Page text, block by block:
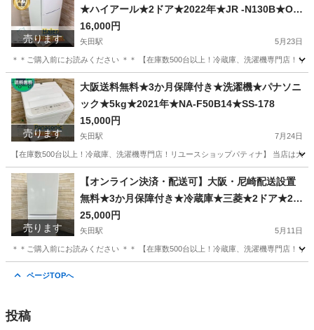
売ります
★ハイアール★2ドア★2022年★JR -N130B★OR
-169
16,000円
矢田駅 5月23日
＊＊ご購入前にお読みください ＊＊ 【在庫数500台以上！冷蔵庫、洗濯機専門店！
大阪 大阪市 矢田駅 キッチン家電 無料
売ります
大阪送料無料★3か月保障付き★洗濯機★パナソニ
ック★5kg★2021年★NA-F50B14★SS-178
15,000円
矢田駅 7月24日
【在庫数500台以上！冷蔵庫、洗濯機専門店！リユースショップパティナ】 当店は
大阪 大阪市 矢田駅 生活家電 家財
売ります
【オンライン決済・配送可】大阪・尼崎配送設置
無料★3か月保障付き★冷蔵庫★三菱★2ドア★20
23年★MR-P15E2H-W★IR1265
25,000円
矢田駅 5月11日
＊＊ご購入前にお読みください ＊＊ 【在庫数500台以上！冷蔵庫、洗濯機専門店！
ページTOPへ
投稿